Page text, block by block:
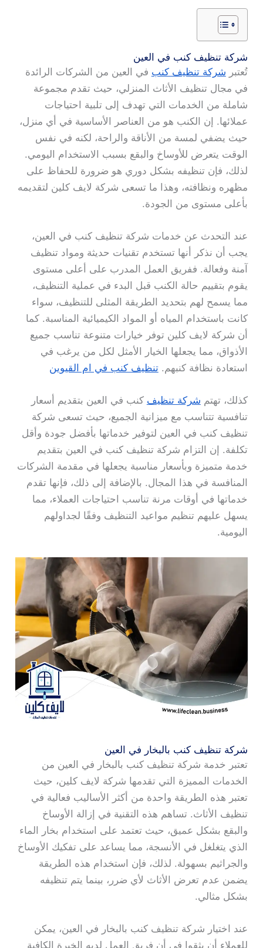
شركة تنظيف كنب في العين
تُعتبر شركة تنظيف كنب في العين من الشركات الرائدة
في مجال تنظيف الأثاث المنزلي، حيث تقدم مجموعة
شاملة من الخدمات التي تهدف إلى تلبية احتياجات
عملائها. إن الكنب هو من العناصر الأساسية في أي منزل،
حيث يضفي لمسة من الأناقة والراحة، لكنه في نفس
الوقت يتعرض للأوساخ والبقع بسبب الاستخدام اليومي.
لذلك، فإن تنظيفه بشكل دوري هو ضرورة للحفاظ على
مظهره ونظافته، وهذا ما تسعى شركة لايف كلين لتقديمه
بأعلى مستوى من الجودة.
عند التحدث عن خدمات شركة تنظيف كنب في العين،
يجب أن نذكر أنها تستخدم تقنيات حديثة ومواد تنظيف
آمنة وفعالة. ففريق العمل المدرب على أعلى مستوى
يقوم بتقييم حالة الكنب قبل البدء في عملية التنظيف،
مما يسمح لهم بتحديد الطريقة المثلى للتنظيف، سواء
كانت باستخدام المياه أو المواد الكيميائية المناسبة. كما
أن شركة لايف كلين توفر خيارات متنوعة تناسب جميع
الأذواق، مما يجعلها الخيار الأمثل لكل من يرغب في
استعادة نظافة كنبهم.تنظيف كنب في ام القيوين
كذلك، تهتم شركة تنظيف كنب في العين بتقديم أسعار
تنافسية تتناسب مع ميزانية الجميع، حيث تسعى شركة
تنظيف كنب في العين لتوفير خدماتها بأفضل جودة وأقل
تكلفة. إن التزام شركة تنظيف كنب في العين بتقديم
خدمة متميزة وبأسعار مناسبة يجعلها في مقدمة الشركات
المنافسة في هذا المجال. بالإضافة إلى ذلك، فإنها تقدم
خدماتها في أوقات مرنة تناسب احتياجات العملاء، مما
يسهل عليهم تنظيم مواعيد التنظيف وفقًا لجداولهم
اليومية.
شركة تنظيف كنب بالبخار في العين
تعتبر خدمة شركة تنظيف كنب بالبخار في العين من
الخدمات المميزة التي تقدمها شركة لايف كلين، حيث
تعتبر هذه الطريقة واحدة من أكثر الأساليب فعالية في
تنظيف الأثاث. تساهم هذه التقنية في إزالة الأوساخ
والبقع بشكل عميق، حيث تعتمد على استخدام بخار الماء
الذي يتغلغل في الأنسجة، مما يساعد على تفكيك الأوساخ
والجراثيم بسهولة. لذلك، فإن استخدام هذه الطريقة
يضمن عدم تعرض الأثاث لأي ضرر، بينما يتم تنظيفه
بشكل مثالي.
عند اختيار شركة تنظيف كنب بالبخار في العين، يمكن
للعملاء أن يثقوا في أن فريق العمل لديه الخبرة الكافية